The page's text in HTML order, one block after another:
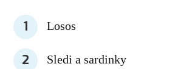
1 Losos
2 Sledi a sardinky